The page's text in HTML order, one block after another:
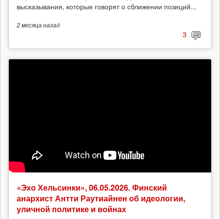
высказывания, которые говорят о сближении позиций...
2 месяцаназад
3
«Эхо Хельсинки», 06.05.2026. Финский
анархист Антти Раутиайнен об идеологии,
уличной политике и войнах